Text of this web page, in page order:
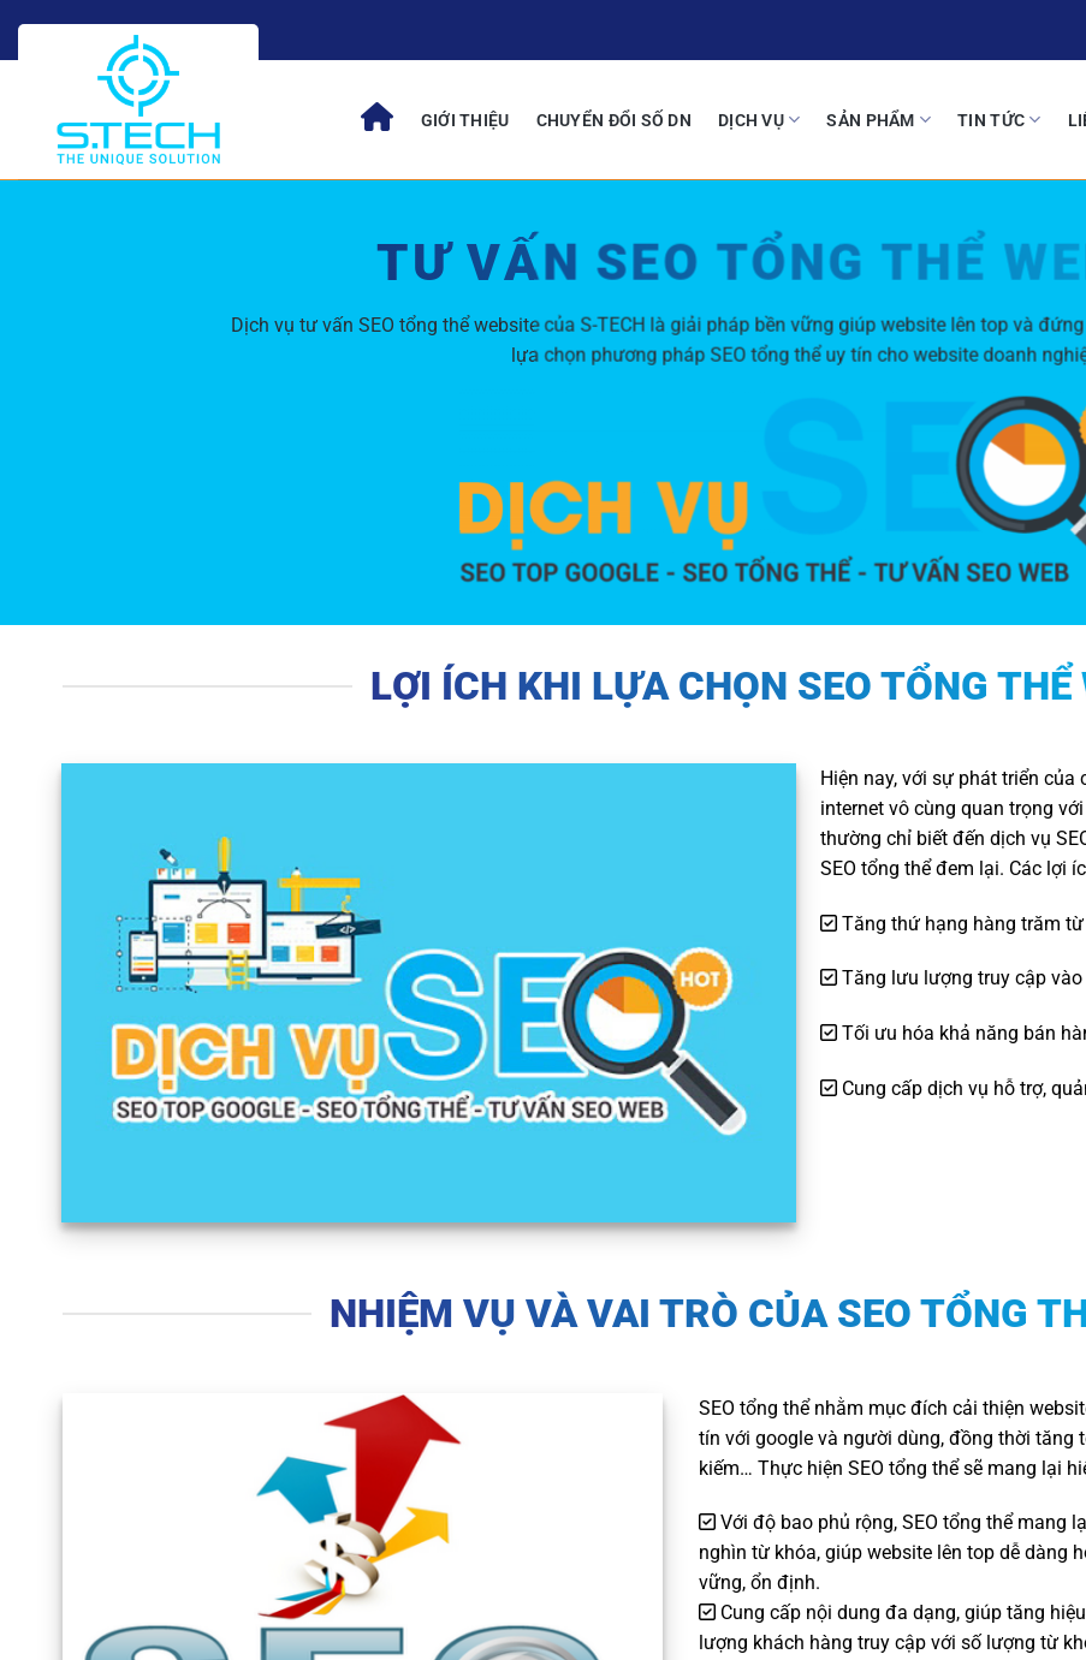
GIỚI THIỆU CHUYỂN ĐỔI SỐ DN DỊCH VỤ SẢN PHẨM TIN TỨC
TƯ VẤN SEO TỔNG THỂ
Dịch vụ tư vấn SEO tổng thể website của S-TECH là giải pháp bền vững giúp website lên top và
lựa chọn phương pháp SEO tổng thể uy tín cho website doanh
LỢI ÍCH KHI LỰA CHỌN SEO TỔNG THỂ
Hiện nay, với sự phát triển của
internet vô cùng quan trọng
thường chỉ biết đến dịch vụ
SEO tổng thể đem lại. Các lợi
Tăng thứ hạng hàng trăm
Tăng lưu lượng truy cập
Tối ưu hóa khả năng bán
Cung cấp dịch vụ hỗ trợ,
NHIỆM VỤ VÀ VAI TRÒ CỦA SEO TỔNG
SEO tổng thể nhằm mục đích cải thiện
tín với google và người dùng, đồng thời tăng
kiếm… Thực hiện SEO tổng thể sẽ mang lại
Với độ bao phủ rộng, SEO tổng thể mang
nghìn từ khóa, giúp website lên top dễ dàng
vững, ổn định.
Cung cấp nội dung đa dạng, giúp tăng
lượng khách hàng truy cập với số lượng từ